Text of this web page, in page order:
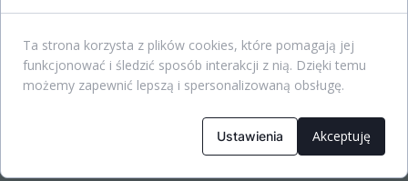
Ta strona korzysta z plików cookies, które pomagają jej
funkcjonować i śledzić sposób interakcji z nią. Dzięki temu
możemy zapewnić lepszą i spersonalizowaną obsługę.
Ustawienia Akceptuję